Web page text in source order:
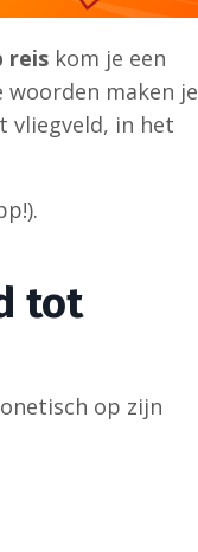
reis kom je een
woorden maken je
vliegveld, in het
tot
op zijn